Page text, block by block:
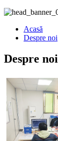
Acasă
Despre noi
Despre noi